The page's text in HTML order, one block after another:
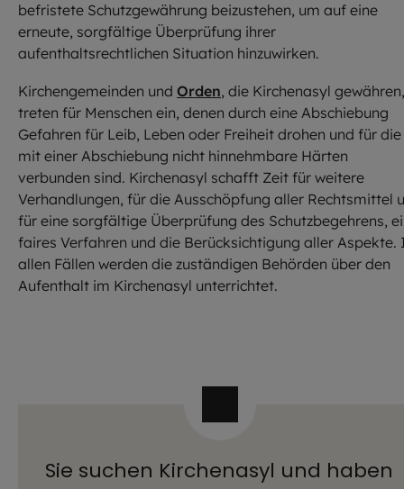
befristete Schutzgewährung beizustehen, um auf eine
erneute, sorgfältige Überprüfung ihrer
aufenthaltsrechtlichen Situation hinzuwirken.
Kirchengemeinden und Orden, die Kirchenasyl gewähren,
treten für Menschen ein, denen durch eine Abschiebung
Gefahren für Leib, Leben oder Freiheit drohen und für die
mit einer Abschiebung nicht hinnehmbare Härten
verbunden sind. Kirchenasyl schafft Zeit für weitere
Verhandlungen, für die Ausschöpfung aller Rechtsmittel
für eine sorgfältige Überprüfung des Schutzbegehrens,
faires Verfahren und die Berücksichtigung aller Aspekte.
allen Fällen werden die zuständigen Behörden über den
Aufenthalt im Kirchenasyl unterrichtet.
Sie suchen Kirchenasyl und haben